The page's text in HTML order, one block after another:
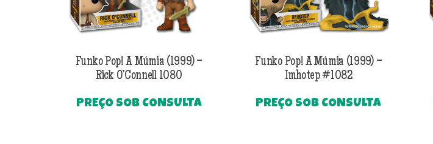
Funko Pop! A Múmia (1999) –
Rick O’Connell 1080
PREÇO SOB CONSULTA
Funko Pop! A Múmia (1999) –
Imhotep #1082
PREÇO SOB CONSULTA